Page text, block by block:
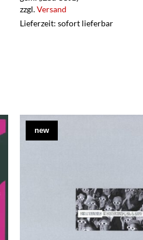
zzgl.Versand
Lieferzeit: sofort lieferbar
new